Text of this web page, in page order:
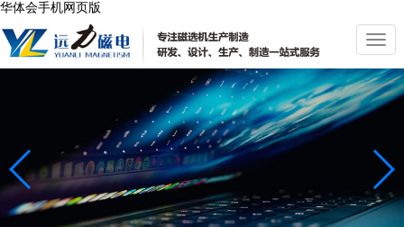
华体会手机网页版
切
换
导
航